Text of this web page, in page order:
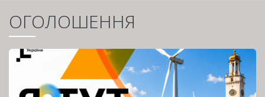
ОГОЛОШЕННЯ